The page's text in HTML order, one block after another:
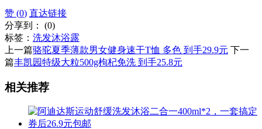
赞 (0) 直达链接
分享到： (0)
标签： 洗发沐浴露
上一篇骆驼夏季薄款男女健身速干T恤 多色 到手29.9元 下一
篇丰凯园特级大粒500g枸杞免洗 到手25.8元
相关推荐